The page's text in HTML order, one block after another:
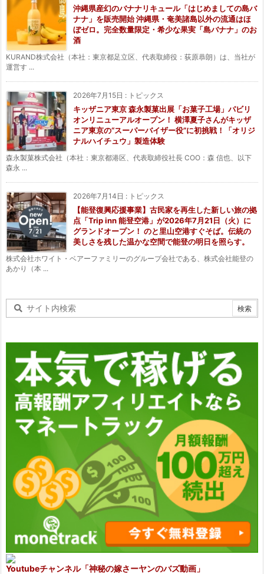
沖縄県産幻のバナナリキュール「はじめましての島バ
ナナ」を販売開始 沖縄県・奄美諸島以外の流通はほ
ぼゼロ。完全数量限定・希少な果実「島バナナ」のお
酒
KURAND株式会社（本社：東京都足立区、代表取締役：荻原恭朗）は、当社が
運営す ...
2026年7月15日 : トピックス
キッザニア東京 森永製菓出展「お菓子工場」パビリ
オンリニューアルオープン！ 横澤夏子さんがキッザ
ニア東京の“スーパーバイザー役”に初挑戦！「オリジ
ナルハイチュウ」製造体験
森永製菓株式会社（本社：東京都港区、代表取締役社長 COO：森 信也、以下
森永 ...
2026年7月14日 : トピックス
【能登復興応援事業】古民家を再生した新しい旅の拠
点「Trip inn 能登空港」が2026年7月21日（火）に
グランドオープン！ のと里山空港すぐそば。伝統の
美しさを残した温かな空間で能登の明日を照らす。
株式会社ホワイト・ベアーファミリーのグループ会社である、株式会社能登の
あかり（本 ...
Youtubeチャンネル「神秘の嫁さーヤンのバズ動画」